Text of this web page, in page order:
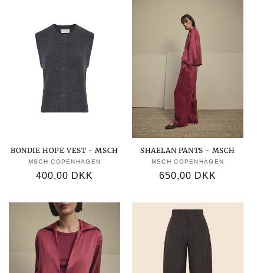
BONDIE HOPE VEST - MSCH
Forhandler:
MSCH COPENHAGEN
Normalpris
400,00 DKK
SHAELAN PANTS - MSCH
Forhandler:
MSCH COPENHAGEN
Normalpris
650,00 DKK